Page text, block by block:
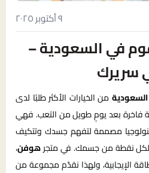
٩ أكتوبر ٢٠٢٥
في السعودية –
سريرك
من الخيارات الأكثر طلبًا لدى
فاخرة بعد يومٍ طويل من التعب. فهي
مصممة لتفهم جسدك وتتكيف
نقطة من جسمك. في متجرهوفن،
الإيجابية، ولهذا نقدّم مجموعة من